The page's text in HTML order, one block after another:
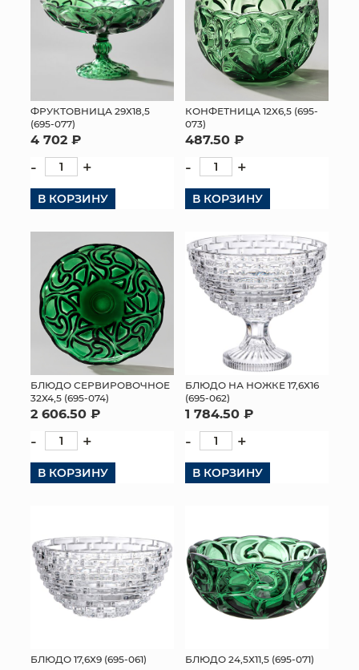
ФРУКТОВНИЦА 29Х18,5
(695-077)
4 702 ₽
- +
В КОРЗИНУ
КОНФЕТНИЦА 12Х6,5 (695-
073)
487.50 ₽
- +
В КОРЗИНУ
БЛЮДО СЕРВИРОВОЧНОЕ
32Х4,5 (695-074)
2 606.50 ₽
- +
В КОРЗИНУ
БЛЮДО НА НОЖКЕ 17,6Х16
(695-062)
1 784.50 ₽
- +
В КОРЗИНУ
БЛЮДО 17,6Х9 (695-061) БЛЮДО 24,5Х11,5 (695-071)